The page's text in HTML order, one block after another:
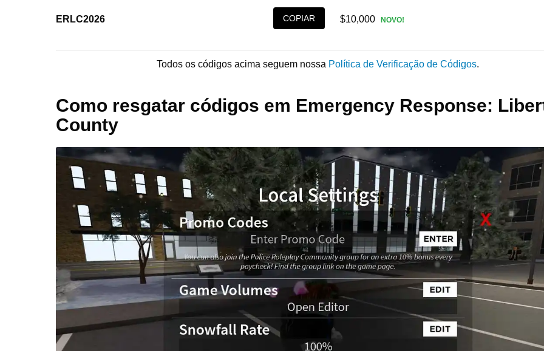
ERLC2026 COPIAR $10,000 NOVO!
Todos os códigos acima seguem nossa Política de Verificação de Códigos.
Como resgatar códigos em Emergency Response:
County